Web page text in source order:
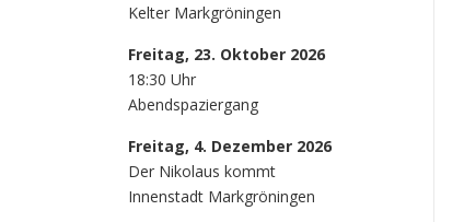
Kelter Markgröningen
Freitag, 23. Oktober 2026
18:30 Uhr
Abendspaziergang
Freitag, 4. Dezember 2026
Der Nikolaus kommt
Innenstadt Markgröningen